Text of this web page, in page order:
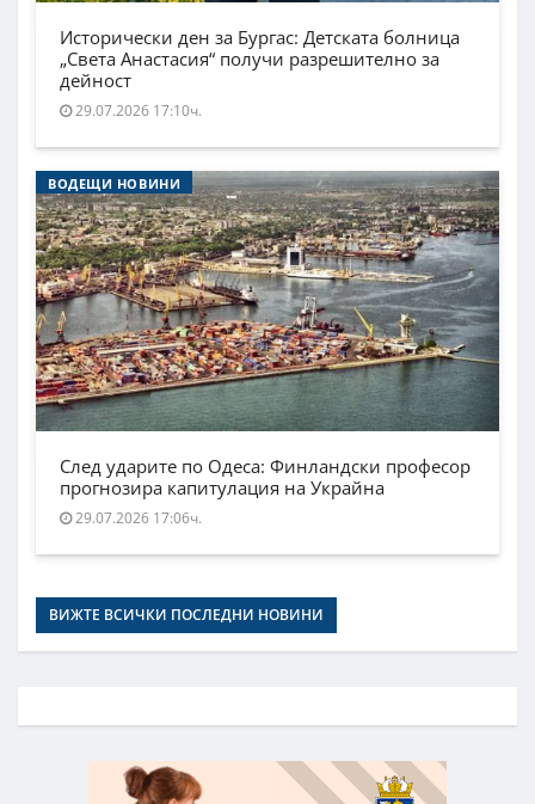
Исторически ден за Бургас: Детската болница
„Света Анастасия“ получи разрешително за
дейност
29.07.2026 17:10ч.
ВОДЕЩИ НОВИНИ
След ударите по Одеса: Финландски професор
прогнозира капитулация на Украйна
29.07.2026 17:06ч.
ВИЖТЕ ВСИЧКИ ПОСЛЕДНИ НОВИНИ